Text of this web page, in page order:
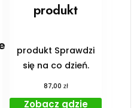
produkt
produkt Sprawdzi
się na co dzień.
87,00 zł
Zobacz gdzie